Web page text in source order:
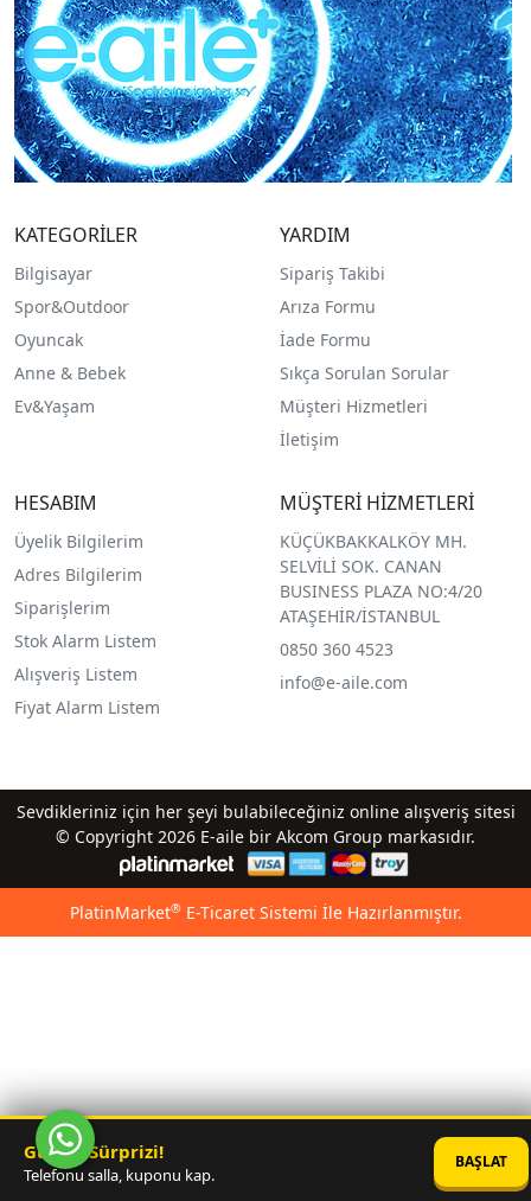
KATEGORİLER
Bilgisayar
Spor&Outdoor
Oyuncak
Anne & Bebek
Ev&Yaşam
YARDIM
Sipariş Takibi
Arıza Formu
İade Formu
Sıkça Sorulan Sorular
Müşteri Hizmetleri
İletişim
HESABIM
Üyelik Bilgilerim
Adres Bilgilerim
Siparişlerim
Stok Alarm Listem
Alışveriş Listem
Fiyat Alarm Listem
MÜŞTERİ HİZMETLERİ
KÜÇÜKBAKKALKÖY MH.
SELVİLİ SOK. CANAN
BUSINESS PLAZA NO:4/20
ATAŞEHİR/İSTANBUL
0850 360 4523
info@e-aile.com
Sevdikleriniz için her şeyi bulabileceğiniz online alışveriş sitesi
© Copyright 2026 E-aile bir Akcom Group markasıdır.
PlatinMarket®E-Ticaret Sistemi İle Hazırlanmıştır.
Günün Sürprizi!
Telefonu salla, kuponu kap.
BAŞLAT